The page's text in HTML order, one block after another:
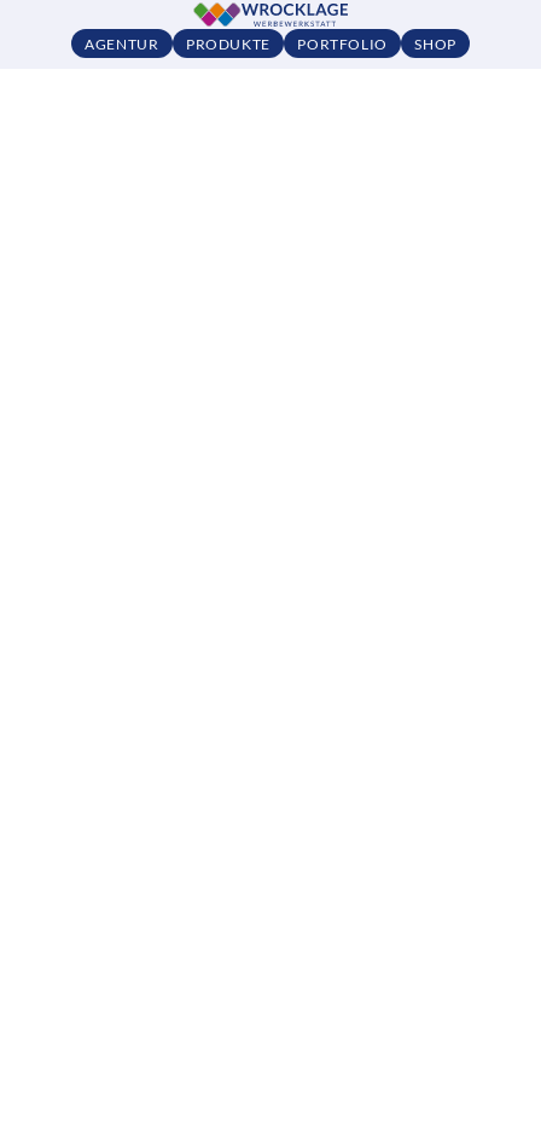
AGENTUR PRODUKTE PORTFOLIO SHOP